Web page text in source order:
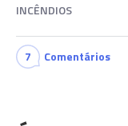
INCÊNDIOS
7 Comentários